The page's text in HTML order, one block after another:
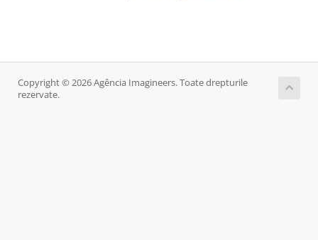
Copyright © 2026 Agência Imagineers. Toate drepturile
rezervate.